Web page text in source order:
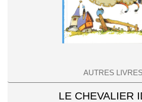
AUTRES
LE CHEVALIER